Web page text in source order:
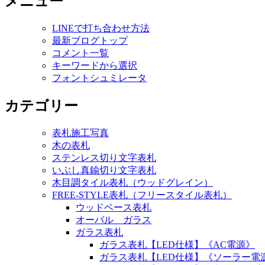
LINEで打ち合わせ方法
最新ブログトップ
コメント一覧
キーワードから選択
フォントシュミレータ
カテゴリー
表札施工写真
木の表札
ステンレス切り文字表札
いぶし真鍮切り文字表札
木目調タイル表札（ウッドグレイン）
FREE-STYLE表札（フリースタイル表札）
ウッドベース表札
オーバル ガラス
ガラス表札
ガラス表札【LED仕様】《AC電源》
ガラス表札【LED仕様】《ソーラー電